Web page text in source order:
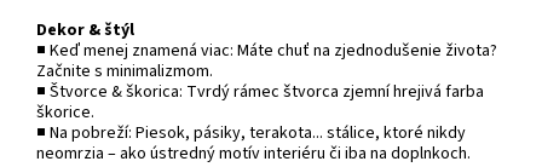
Dekor & štýl
■ Keď menej znamená viac: Máte chuť na zjednodušenie života?
Začnite s minimalizmom.
■ Štvorce & škorica: Tvrdý rámec štvorca zjemní hrejivá farba
škorice.
■ Na pobreží: Piesok, pásiky, terakota... stálice, ktoré nikdy
neomrzia – ako ústredný motív interiéru či iba na doplnkoch.